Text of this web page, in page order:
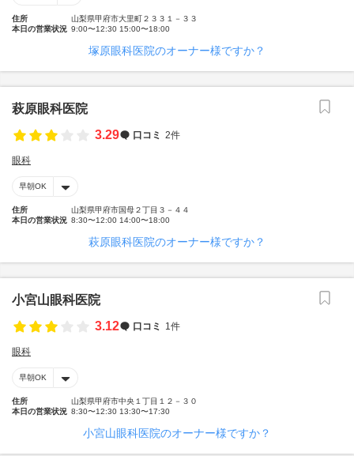
住所
山梨県甲府市大里町２３３１－３３
本日の営業状況 9:00〜12:30 15:00〜18:00
塚原眼科医院のオーナー様ですか？
萩原眼科医院
3.29
口コミ 2件
眼科
早朝OK
住所
山梨県甲府市国母２丁目３－４４
本日の営業状況 8:30〜12:00 14:00〜18:00
萩原眼科医院のオーナー様ですか？
小宮山眼科医院
3.12
口コミ 1件
眼科
早朝OK
住所
山梨県甲府市中央１丁目１２－３０
本日の営業状況 8:30〜12:30 13:30〜17:30
小宮山眼科医院のオーナー様ですか？